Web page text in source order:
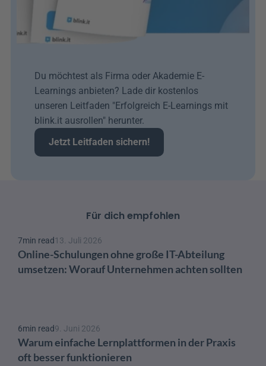
Du möchtest als Firma oder Akademie E-
Learnings anbieten? Lade dir kostenlos
unseren Leitfaden "Erfolgreich E-Learnings mit
blink.it ausrollen" herunter.
Jetzt Leitfaden sichern!
Für dich empfohlen
7min read13. Juli 2026
Online-Schulungen ohne große IT-Abteilung
umsetzen: Worauf Unternehmen achten sollten
6min read9. Juni 2026
Warum einfache Lernplattformen in der Praxis
oft besser funktionieren